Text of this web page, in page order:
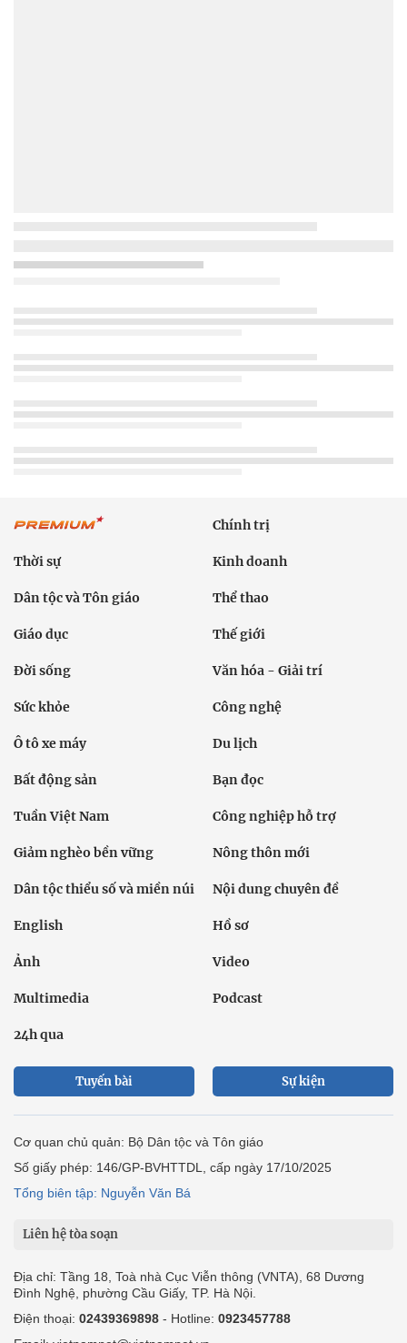
Chính trị
Thời sự Kinh doanh
Dân tộc và Tôn giáo Thể thao
Giáo dục Thế giới
Đời sống Văn hóa - Giải trí
Sức khỏe Công nghệ
Ô tô xe máy Du lịch
Bất động sản Bạn đọc
Tuần Việt Nam Công nghiệp hỗ trợ
Giảm nghèo bền vững Nông thôn mới
Dân tộc thiểu số và miền núi Nội dung chuyên đề
English Hồ sơ
Ảnh Video
Multimedia Podcast
24h qua
Tuyến bài Sự kiện
Cơ quan chủ quản: Bộ Dân tộc và Tôn giáo
Số giấy phép: 146/GP-BVHTTDL, cấp ngày 17/10/2025
Tổng biên tập: Nguyễn Văn Bá
Liên hệ tòa soạn
Địa chỉ: Tầng 18, Toà nhà Cục Viễn thông (VNTA), 68 Dương
Đình Nghệ, phường Cầu Giấy, TP. Hà Nội.
Điện thoại: 02439369898 - Hotline: 0923457788